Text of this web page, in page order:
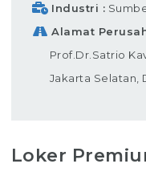
Industri
Alamat
Prof.Dr.Satrio
Jakarta Selatan,
Loker